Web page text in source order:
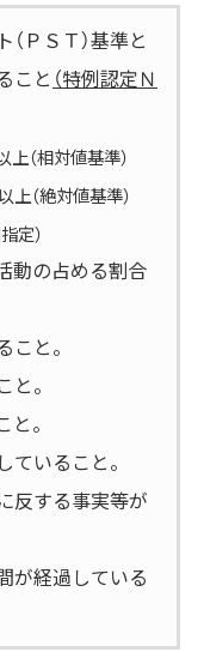
ＰＳＴ）基準と
こと （特例認定Ｎ
（相対値基準）
（絶対値基準）
定）
動の占める割合
と。
。
。
いること。
反する事実等が
が経過している